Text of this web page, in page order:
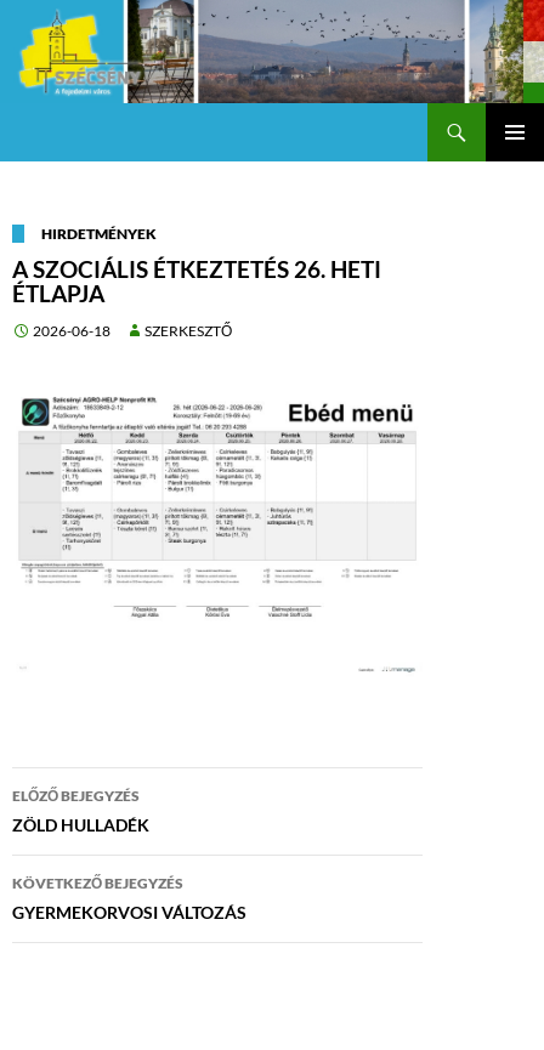
HIRDETMÉNYEK
A SZOCIÁLIS ÉTKEZTETÉS 26. HETI
ÉTLAPJA
2026-06-18 SZERKESZTŐ
Bejegyzés
navigáció
ELŐZŐ BEJEGYZÉS
ZÖLD HULLADÉK
KÖVETKEZŐ BEJEGYZÉS
GYERMEKORVOSI VÁLTOZÁS